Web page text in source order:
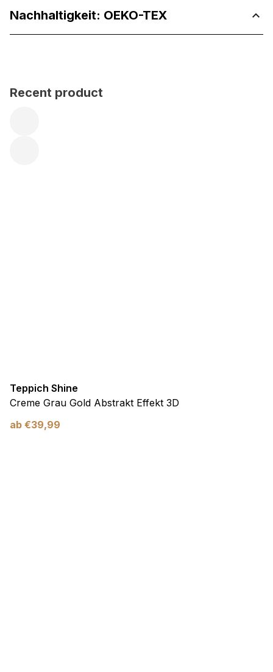
Nachhaltigkeit: OEKO-TEX
Recent product
Teppich Shine
Creme Grau Gold Abstrakt Effekt 3D
ab €39,99